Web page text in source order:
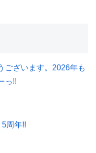
ございます。2026年も
っ!!
周年!!